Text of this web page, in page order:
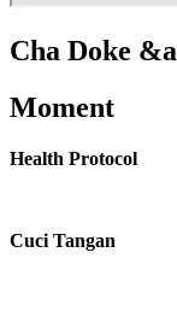
Cha Doke
Moment
Health Protocol
Cuci Tangan